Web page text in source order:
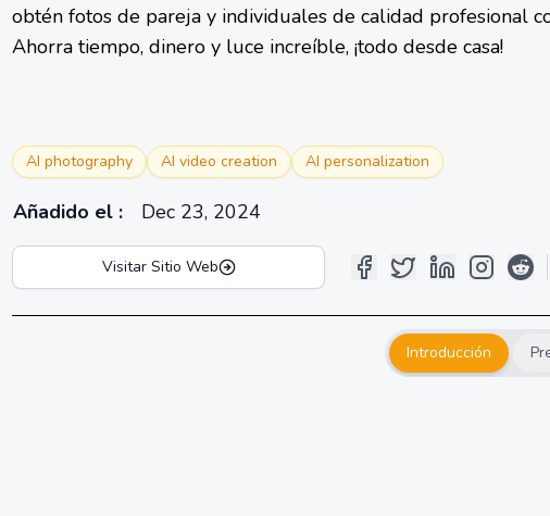
obtén fotos de pareja y individuales de calidad profesional
Ahorra tiempo, dinero y luce increíble, ¡todo desde casa!
AI photography AI video creation AI personalization
Añadido el : Dec 23, 2024
Visitar Sitio Web
Introducción